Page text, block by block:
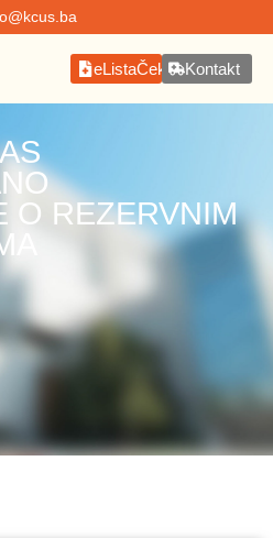
eListaČekanjaKontakt
O REZERVNIM